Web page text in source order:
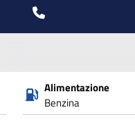
Alimentazione
Benzina